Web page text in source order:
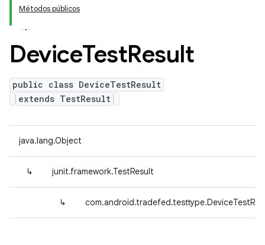
Métodos públicos
DeviceTestResult
public class DeviceTestResult
extends TestResult
java.lang.Object
↳ junit.framework.TestResult
↳